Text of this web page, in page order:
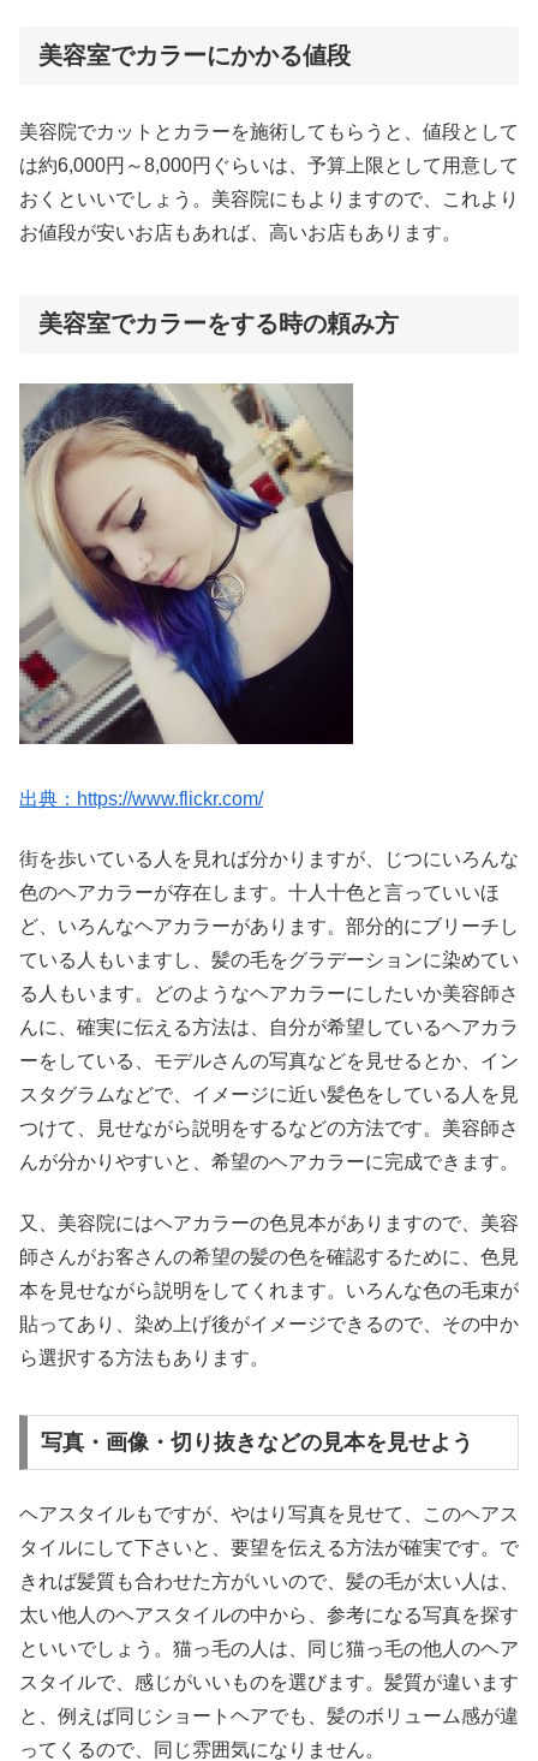
美容室でカラーにかかる値段
美容院でカットとカラーを施術してもらうと、値段として
は約6,000円～8,000円ぐらいは、予算上限として用意して
おくといいでしょう。美容院にもよりますので、これより
お値段が安いお店もあれば、高いお店もあります。
美容室でカラーをする時の頼み方
出典：https://www.flickr.com/
街を歩いている人を見れば分かりますが、じつにいろんな
色のヘアカラーが存在します。十人十色と言っていいほ
ど、いろんなヘアカラーがあります。部分的にブリーチし
ている人もいますし、髪の毛をグラデーションに染めてい
る人もいます。どのようなヘアカラーにしたいか美容師さ
んに、確実に伝える方法は、自分が希望しているヘアカラ
ーをしている、モデルさんの写真などを見せるとか、イン
スタグラムなどで、イメージに近い髪色をしている人を見
つけて、見せながら説明をするなどの方法です。美容師さ
んが分かりやすいと、希望のヘアカラーに完成できます。
又、美容院にはヘアカラーの色見本がありますので、美容
師さんがお客さんの希望の髪の色を確認するために、色見
本を見せながら説明をしてくれます。いろんな色の毛束が
貼ってあり、染め上げ後がイメージできるので、その中か
ら選択する方法もあります。
写真・画像・切り抜きなどの見本を見せよう
ヘアスタイルもですが、やはり写真を見せて、このヘアス
タイルにして下さいと、要望を伝える方法が確実です。で
きれば髪質も合わせた方がいいので、髪の毛が太い人は、
太い他人のヘアスタイルの中から、参考になる写真を探す
といいでしょう。猫っ毛の人は、同じ猫っ毛の他人のヘア
スタイルで、感じがいいものを選びます。髪質が違います
と、例えば同じショートヘアでも、髪のボリューム感が違
ってくるので、同じ雰囲気になりません。